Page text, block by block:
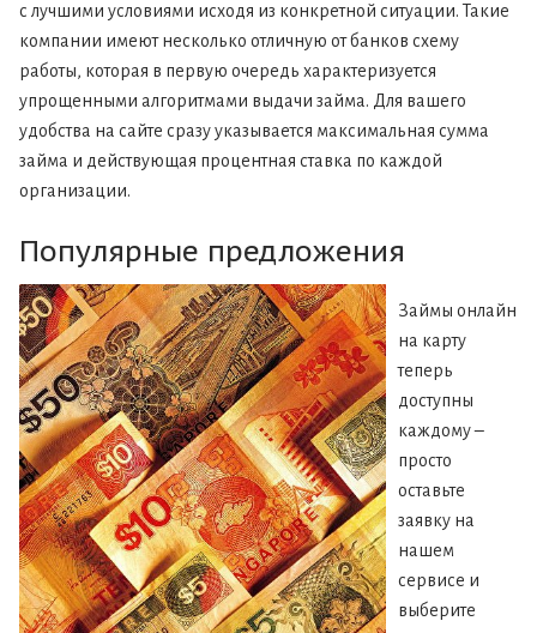
с лучшими условиями исходя из конкретной ситуации. Такие
компании имеют несколько отличную от банков схему
работы, которая в первую очередь характеризуется
упрощенными алгоритмами выдачи займа. Для вашего
удобства на сайте сразу указывается максимальная сумма
займа и действующая процентная ставка по каждой
организации.
Популярные предложения
Займы онлайн
на карту
теперь
доступны
каждому –
просто
оставьте
заявку на
нашем
сервисе и
выберите